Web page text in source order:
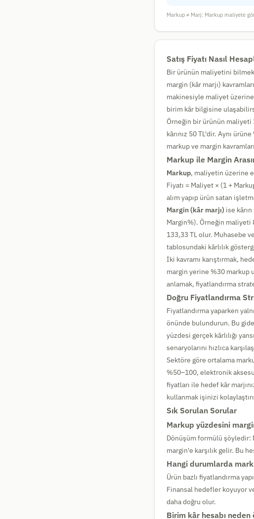
Markup ≠ Marj: Markup maliyete
Satış Fiyatı Nasıl
Bir ürünün maliyetini bilmek
margin (kâr marjı)
makinesiyle maliyet üzerine
birim kâr bilgisine
Örneğin bir ürünün maliyeti
kârınız 50 TL'dir. Aynı
markup ve margin
Markup ile Margin
Markup, maliyetin üzerine
Fiyatı = Maliyet × (1 +
alım yapıp ürün satan
Margin (kâr marjı) ise
Margin%). Örneğin maliyeti
133,33 TL olur. Muhasebe
tablosundaki kârlılık
İki kavramı karıştırmak,
margin yerine %30 markup
anlamak, fiyatlandırma
Doğru Fiyatlandırma
Fiyatlandırma yaparken
önünde bulundurun. Bu
yüzdesi gerçek kârlılığı
senaryolarını hızlıca
Sektöre göre ortalama
%50–100, elektronik
fiyatları ile hedef kâr
kullanmak işinizi
Sık Sorulan Sorular
Markup yüzdesini
Dönüşüm formülü şöyledir:
margin'e karşılık gelir. Bu
Hangi durumlarda
Ürün bazlı fiyatlandırma
Finansal hedefler koyuyor
daha doğru olur.
Birim kâr hesabı